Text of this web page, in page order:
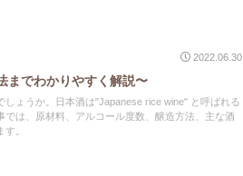
2022.06.30
までわかりやすく解説〜
ょうか。日本酒は"Japanese rice wine" と呼ばれる
は、原材料、アルコール度数、醸造方法、主な酒
。